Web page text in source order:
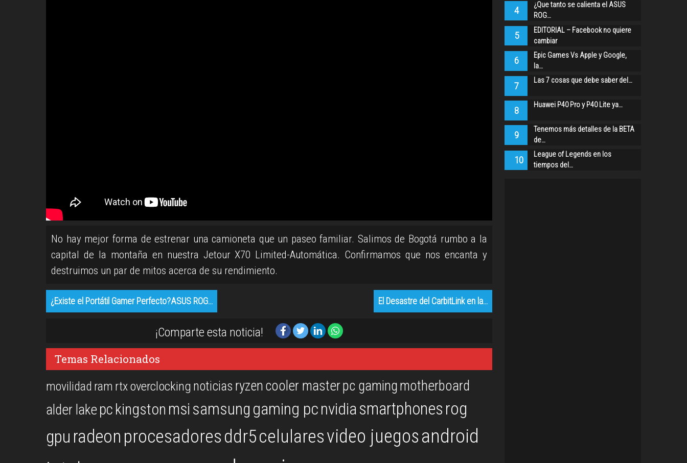
No hay mejor forma de estrenar una camioneta que un paseo familiar. Salimos de Bogotá rumbo a la
capital de la montaña en nuestra Jetour X70 Limited-Automática. Confirmamos que nos encanta y
destruimos un par de mitos acerca de su rendimiento.
¿Existe el Portátil Gamer Perfecto?ASUS ROG… El Desastre del CarbitLink en la…
¡Comparte esta noticia!
Temas Relacionados
movilidad ram rtxoverclocking noticias ryzencooler masterpc gamingmotherboard
alder lakepc kingston msi samsung gaming pcnvidiasmartphones rog
gpu radeon procesadoresddr5celularesvideo juegosandroid
4
¿Que tanto se calienta el ASUS
ROG…
5
EDITORIAL – Facebook no quiere
cambiar
6
Epic Games Vs Apple y Google,
la…
7 Las 7 cosas que debe saber del…
8 Huawei P40 Pro y P40 Lite ya…
9
Tenemos más detalles de la BETA
de…
10
League of Legends en los
tiempos del…